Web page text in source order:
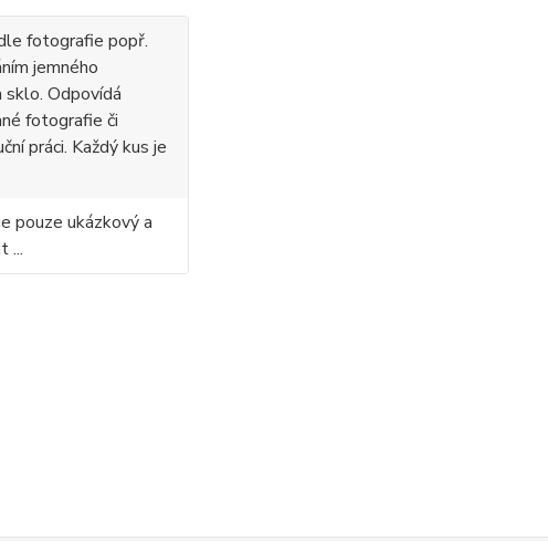
fotografie popř.
jemného
sklo. Odpovídá
fotografie či
práci. Každý kus je
pouze ukázkový a
...